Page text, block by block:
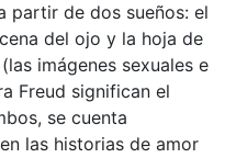
partir de dos sueños: el
del ojo y la hoja de
imágenes sexuales e
Freud significan el
se cuenta
las historias de amor